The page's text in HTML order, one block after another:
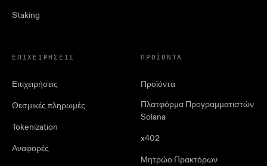
Staking
ΕΠΙΧΕΙΡΉΣΕΙΣ
Επιχειρήσεις
Θεσμικές πληρωμές
Tokenization
Αναφορές
ΠΡΟΪΌΝΤΑ
Προϊόντα
Πλατφόρμα Προγραμματιστών
Solana
x402
Μητρώο Πρακτόρων